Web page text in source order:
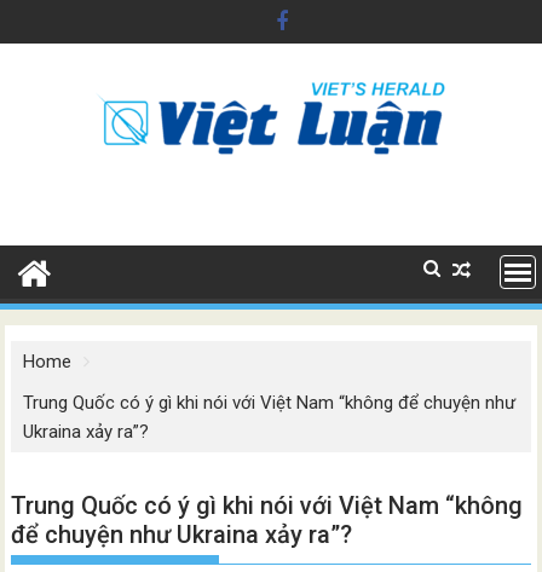
to
Home
Trung Quốc có ý gì khi nói với Việt Nam “không để chuyện như
Ukraina xảy ra”?
Trung Quốc có ý gì khi nói với Việt Nam “không
để chuyện như Ukraina xảy ra”?